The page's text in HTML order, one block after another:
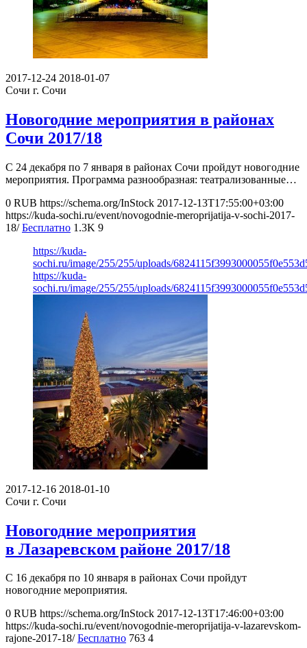
2017-12-24 2018-01-07
Сочи г. Сочи
Новогодние мероприятия в районах
Сочи 2017/18
С 24 декабря по 7 января в районах Сочи пройдут новогодние
мероприятия. Программа разнообразная: театрализованные…
0 RUB https://schema.org/InStock 2017-12-13T17:55:00+03:00
https://kuda-sochi.ru/event/novogodnie-meroprijatija-v-sochi-2017-
18/ Бесплатно 1.3K 9
https://kuda-
sochi.ru/image/255/255/uploads/
https://kuda-
sochi.ru/image/255/255/uploads/
2017-12-16 2018-01-10
Сочи г. Сочи
Новогодние мероприятия
в Лазаревском районе 2017/18
С 16 декабря по 10 января в районах Сочи пройдут
новогодние мероприятия.
0 RUB https://schema.org/InStock 2017-12-13T17:46:00+03:00
https://kuda-sochi.ru/event/novogodnie-meroprijatija-v-lazarevskom-
rajone-2017-18/ Бесплатно 763 4